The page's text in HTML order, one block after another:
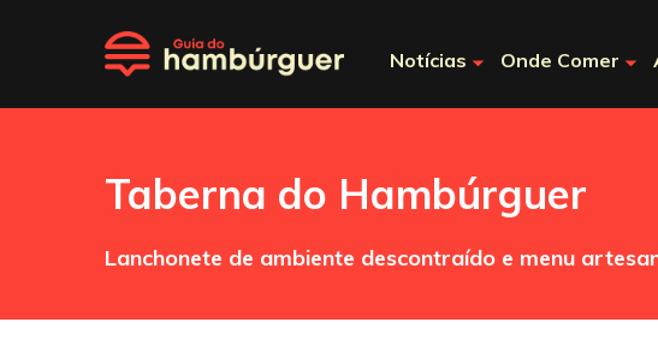
Notícias Onde Comer
Taberna do Hambúrguer
Lanchonete de ambiente descontraído e menu